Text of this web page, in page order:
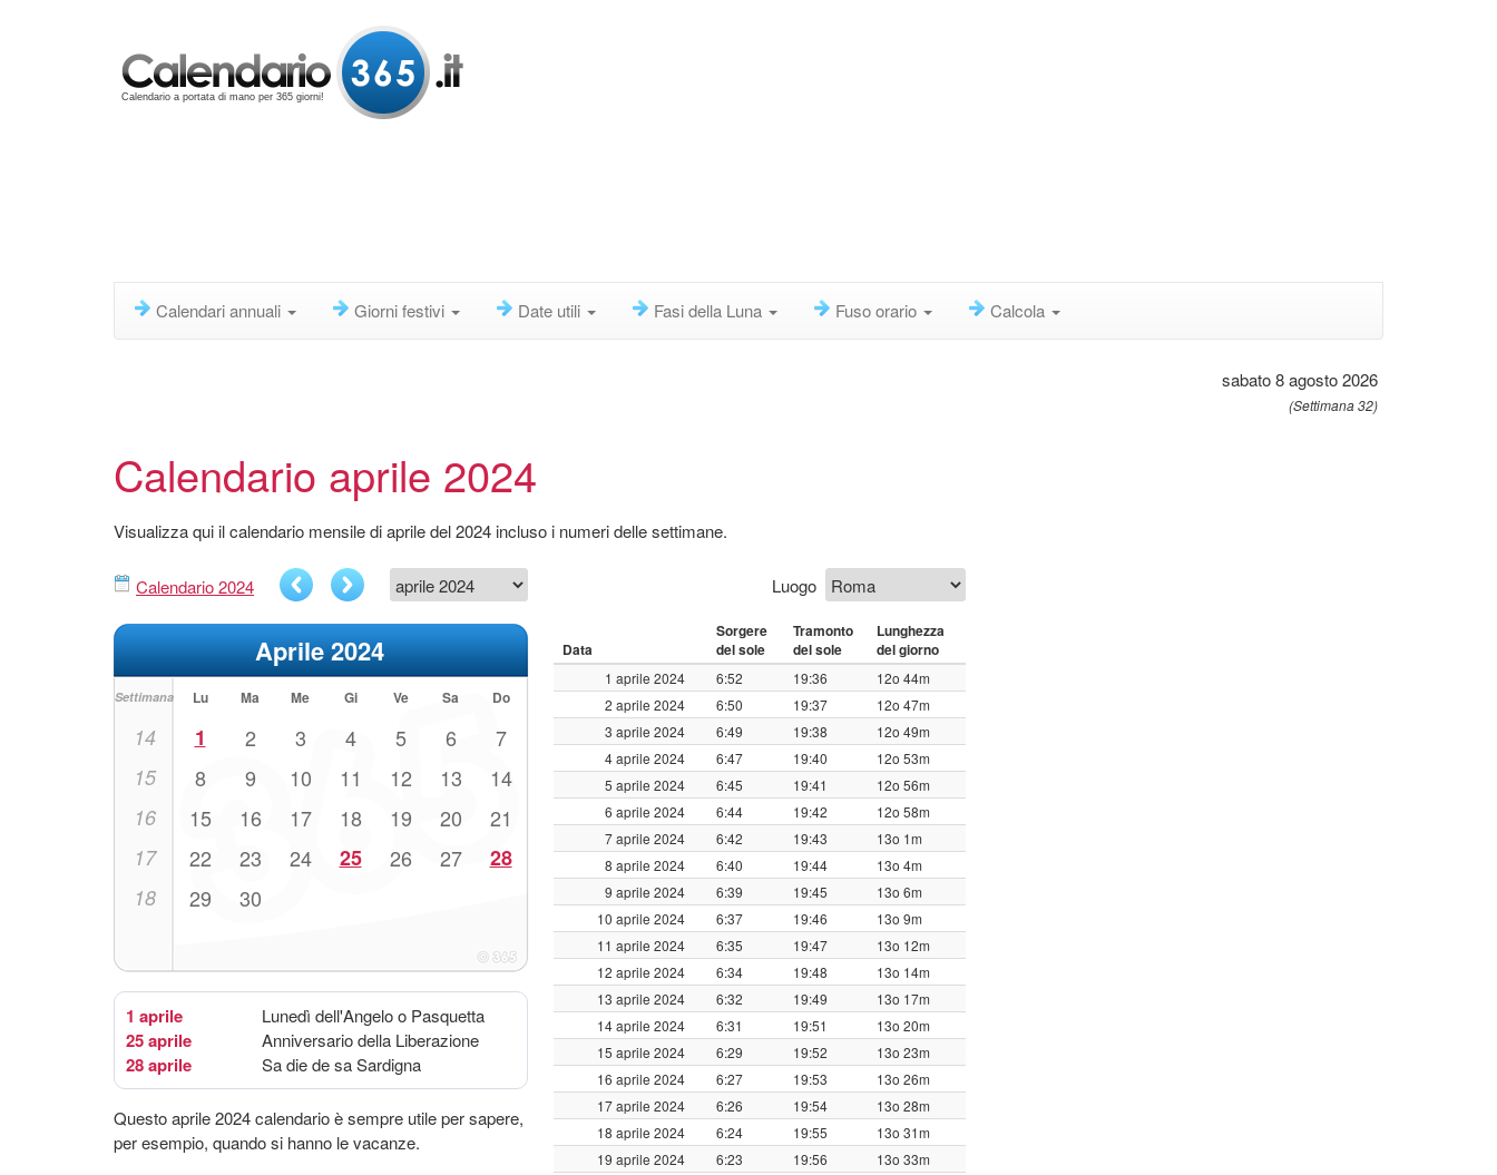
Calendario a portata di mano per 365 giorni!
Calendari annuali Giorni festivi Date utili Fasi della Luna Fuso orario Calcola
sabato 8 agosto 2026
(Settimana 32)
Calendario aprile 2024
Visualizza qui il calendario mensile di aprile del 2024 incluso i numeri delle settimane.
Calendario 2024
Aprile 2024
Settimana Lu Ma Me Gi Ve Sa Do
14 1 2 3 4 5 6 7
15 8 9 10 11 12 13 14
16 15 16 17 18 19 20 21
17 22 23 24 25 26 27 28
18 29 30
1 aprile Lunedì dell'Angelo o Pasquetta
25 aprile Anniversario della Liberazione
28 aprile Sa die de sa Sardigna
Questo aprile 2024 calendario è sempre utile per sapere,
per esempio, quando si hanno le vacanze.
Luogo
Data
Sorgere
del sole
Tramonto
del sole
Lunghezza
del giorno
1 aprile 2024 6:52 19:36
12o 44m
2 aprile 2024
6:50 19:37
12o 47m
3 aprile 2024
6:49 19:38
12o 49m
4 aprile 2024
6:47 19:40
12o 53m
5 aprile 2024
6:45 19:41
12o 56m
6 aprile 2024
6:44 19:42
12o 58m
7 aprile 2024
6:42 19:43
13o 1m
8 aprile 2024
6:40 19:44
13o 4m
9 aprile 2024
6:39 19:45
13o 6m
10 aprile 2024
6:37 19:46
13o 9m
11 aprile 2024
6:35 19:47
13o 12m
12 aprile 2024
6:34 19:48
13o 14m
13 aprile 2024
6:32 19:49
13o 17m
14 aprile 2024
6:31 19:51
13o 20m
15 aprile 2024
6:29 19:52
13o 23m
16 aprile 2024
6:27 19:53
13o 26m
17 aprile 2024
6:26 19:54
13o 28m
18 aprile 2024
6:24 19:55
13o 31m
19 aprile 2024
6:23 19:56
13o 33m